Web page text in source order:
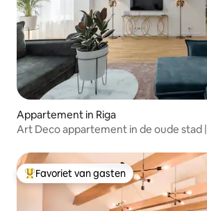
Appartement in Riga
Art Deco appartement in de oude stad
Topfavoriet van gasten
Favoriet van gasten